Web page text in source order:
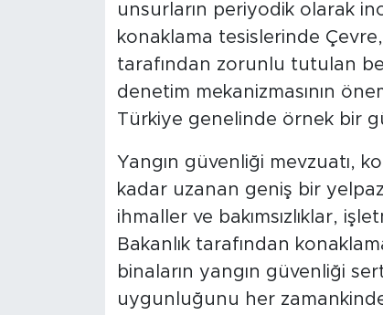
unsurların periyodik olarak
konaklama tesislerinde Çevre,
tarafından zorunlu tutulan
denetim mekanizmasının
Türkiye genelinde örnek bir
Yangın güvenliği mevzuatı,
kadar uzanan geniş bir
ihmaller ve bakımsızlıklar,
Bakanlık tarafından
binaların yangın güvenliği
uygunluğunu her